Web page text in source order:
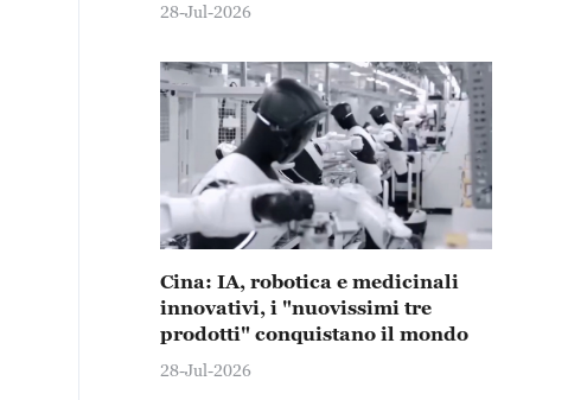
28-Jul-2026
Cina: IA, robotica e medicinali
innovativi, i "nuovissimi tre
prodotti" conquistano il mondo
28-Jul-2026